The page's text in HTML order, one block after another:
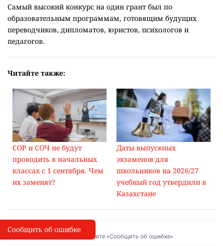
Самый высокий конкурс на один грант был по
образовательным программам, готовящим будущих
переводчиков, дипломатов, юристов, психологов и
педагогов.
Читайте также:
СОР и СОЧ не будут
проводить в начальных
классах с 1 сентября. Чем
их заменят?
Даты выпускных
экзаменов для
школьников на 2026/27
учебный год утвердили в
Казахстане
I
Сообщить об опечатке
Выделите фрагмент и нажмите «Сообщить об ошибке»
Сообщить об ошибке